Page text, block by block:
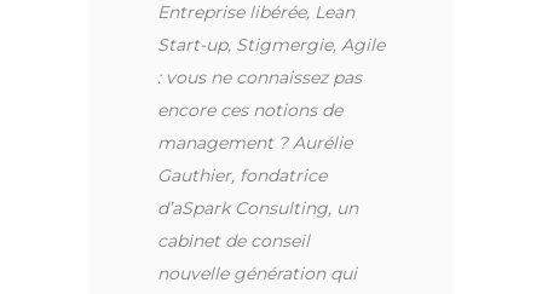
Entreprise libérée, Lean
Start-up, Stigmergie, Agile
: vous ne connaissez pas
encore ces notions de
management ? Aurélie
Gauthier, fondatrice
d’aSpark Consulting, un
cabinet de conseil
nouvelle génération qui